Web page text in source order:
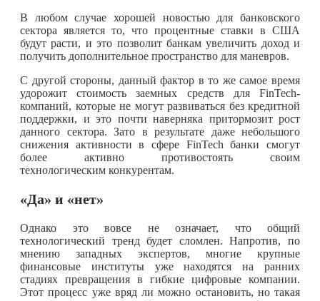
В любом случае хорошей новостью для банковского
сектора является то, что процентные ставки в США
будут расти, и это позволит банкам увеличить доход и
получить дополнительное пространство для маневров.
С другой стороны, данный фактор в то же самое время
удорожит стоимость заемных средств для FinTech-
компаний, которые не могут развиваться без кредитной
поддержки, и это почти наверняка притормозит рост
данного сектора. Зато в результате даже небольшого
снижения активности в сфере FinTech банки смогут
более активно противостоять своим
технологическим конкурентам.
«Да» и «нет»
Однако это вовсе не означает, что общий
технологический тренд будет сломлен. Напротив, по
мнению западных экспертов, многие крупные
финансовые институты уже находятся на ранних
стадиях превращения в гибкие цифровые компании.
Этот процесс уже вряд ли можно остановить, но такая